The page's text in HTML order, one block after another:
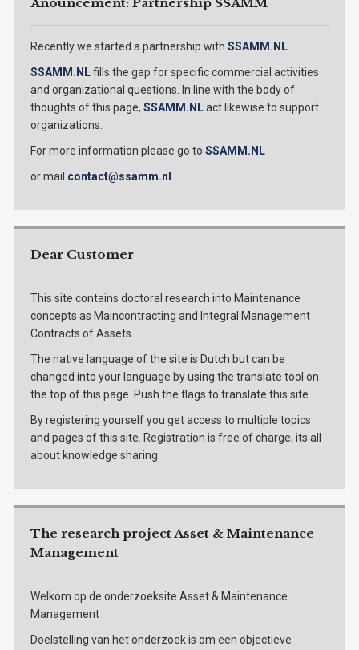
Recently we started a partnership with SSAMM.NL
SSAMM.NLfills the gap for specific commercial activities
and organizational questions. In line with the body of
thoughts of this page, SSAMM.NLact likewise to support
organizations.
For more information please go to SSAMM.NL
or mail contact@ssamm.nl
Dear Customer
This site contains doctoral research into Maintenance
concepts as Maincontracting and Integral Management
Contracts of Assets.
The native language of the site is Dutch but can be
changed into your language by using the translate tool on
the top of this page. Push the flags to translate this site.
By registering yourself you get access to multiple topics
and pages of this site. Registration is free of charge; its all
about knowledge sharing.
The research project Asset & Maintenance
Management
Welkom op de onderzoeksite Asset & Maintenance
Management
Doelstelling van het onderzoek is om een objectieve